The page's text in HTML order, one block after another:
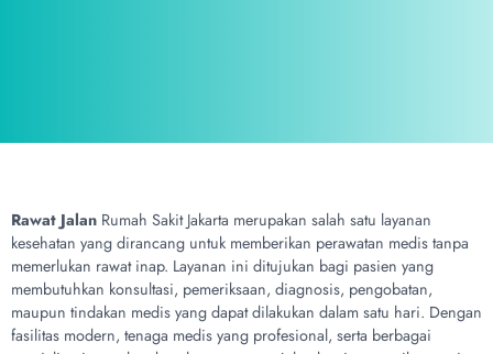
Rawat Jalan Rumah Sakit Jakarta merupakan salah satu layanan
kesehatan yang dirancang untuk memberikan perawatan medis tanpa
memerlukan rawat inap. Layanan ini ditujukan bagi pasien yang
membutuhkan konsultasi, pemeriksaan, diagnosis, pengobatan,
maupun tindakan medis yang dapat dilakukan dalam satu hari. Dengan
fasilitas modern, tenaga medis yang profesional, serta berbagai